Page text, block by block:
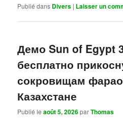
Publié dans Divers | Laisser un
Демо Sun of Egypt
бесплатно
сокровищам
Казахстане
Publié leaoût 5, 2026parThomas